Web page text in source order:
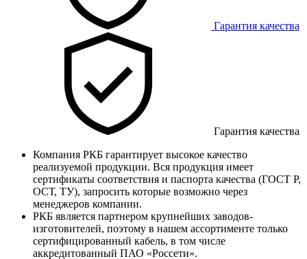
Гарантия качества
Гарантия качества
Компания РКБ гарантирует высокое качество
реализуемой продукции. Вся продукция имеет
сертификаты соответствия и паспорта качества (ГОСТ Р,
ОСТ, ТУ), запросить которые возможно через
менеджеров компании.
РКБ является партнером крупнейших заводов-
изготовителей, поэтому в нашем ассортименте только
сертифицированный кабель, в том числе
аккредитованный ПАО «Россети».